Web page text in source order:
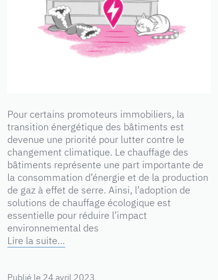
Pour certains promoteurs immobiliers, la
transition énergétique des bâtiments est
devenue une priorité pour lutter contre le
changement climatique. Le chauffage des
bâtiments représente une part importante de
la consommation d’énergie et de la production
de gaz à effet de serre. Ainsi, l’adoption de
solutions de chauffage écologique est
essentielle pour réduire l’impact
environnemental des
Lire la suite…
Publié le 24 avril 2023